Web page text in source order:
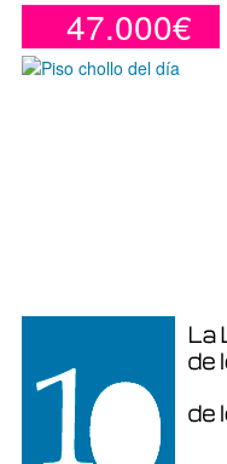
47.000€